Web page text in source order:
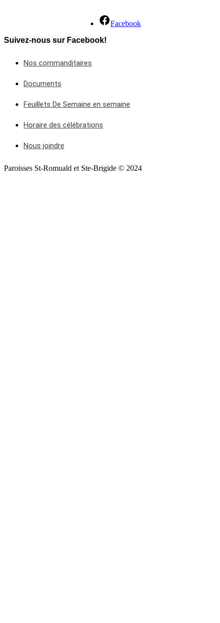
Facebook
Suivez-nous sur Facebook!
Nos commanditaires
Documents
Feuillets De Semaine en semaine
Horaire des célébrations
Nous joindre
Paroisses St-Romuald et Ste-Brigide © 2024